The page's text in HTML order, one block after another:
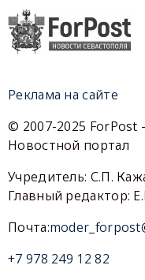
Реклама на сайте
© 2007-2025 ForPost
Новостной портал
Учредитель: С.П.
Главный редактор:
Почта:
+7 978 249 12 82